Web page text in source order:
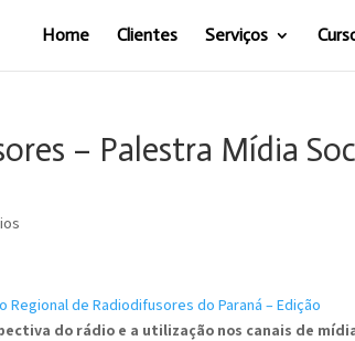
Home Clientes Serviços
– Palestra Mídia
Regional de Radiodifusores do Paraná – Edição
do rádio e a utilização nos canais de